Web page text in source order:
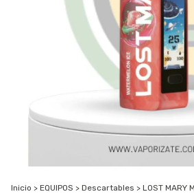
Inicio > EQUIPOS > Descartables > LOST MARY